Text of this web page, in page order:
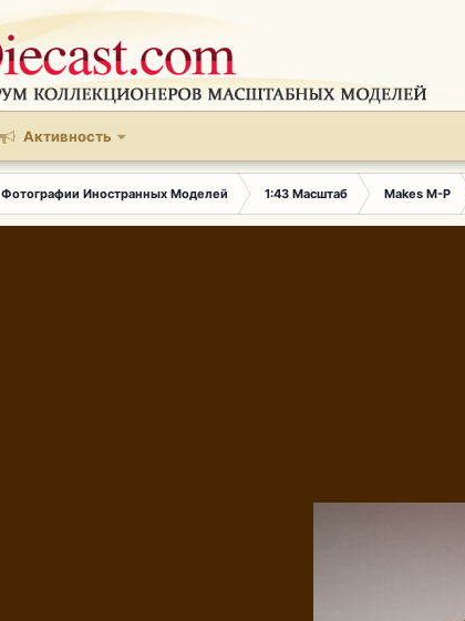
Активность
Фотографии Иностранных Моделей 1:43 Масштаб Makes M-P